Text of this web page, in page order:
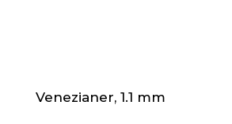
Venezianer, 1.1 mm